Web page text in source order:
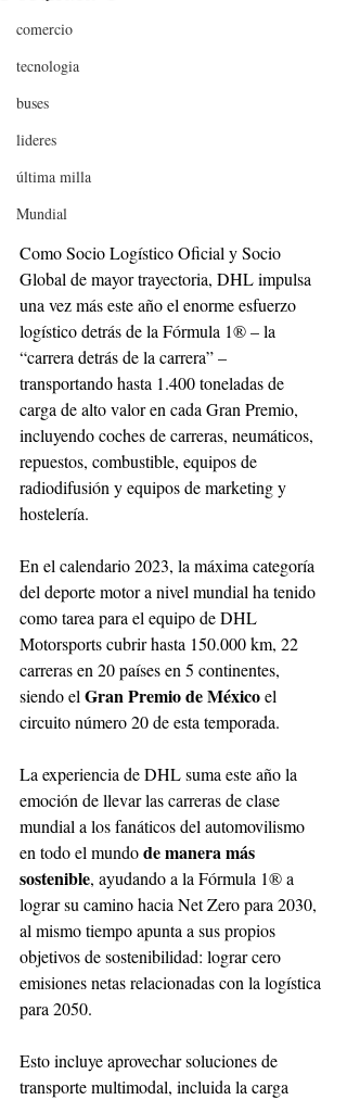
comercio
tecnologia
buses
lideres
última milla
Mundial
Como Socio Logístico Oficial y Socio
Global de mayor trayectoria, DHL impulsa
una vez más este año el enorme esfuerzo
logístico detrás de la Fórmula 1® – la
“carrera detrás de la carrera” –
transportando hasta 1.400 toneladas de
carga de alto valor en cada Gran Premio,
incluyendo coches de carreras, neumáticos,
repuestos, combustible, equipos de
radiodifusión y equipos de marketing y
hostelería.
En el calendario 2023, la máxima categoría
del deporte motor a nivel mundial ha tenido
como tarea para el equipo de DHL
Motorsports cubrir hasta 150.000 km, 22
carreras en 20 países en 5 continentes,
siendo el Gran Premio de México el
circuito número 20 de esta temporada.
La experiencia de DHL suma este año la
emoción de llevar las carreras de clase
mundial a los fanáticos del automovilismo
en todo el mundo de manera más
sostenible, ayudando a la Fórmula 1® a
lograr su camino hacia Net Zero para 2030,
al mismo tiempo apunta a sus propios
objetivos de sostenibilidad: lograr cero
emisiones netas relacionadas con la logística
para 2050.
Esto incluye aprovechar soluciones de
transporte multimodal, incluida la carga